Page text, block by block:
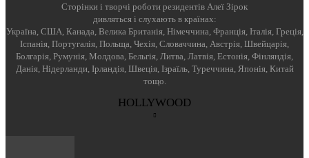
Cторінки і творчі роботи резидентів Алеї Зірок
дивляться і слухають в країнах:
Україна, США, Канада, Велика Британія, Німеччина, Франція, Італія, Греція,
Іспанія, Португалія, Польща, Чехія, Словаччина, Австрія, Швейцарія,
Болгарія, Румунія, Молдова, Бельгія, Литва, Латвія, Естонія, Фінляндія,
Данія, Нідерланди, Ірландія, Швеція, Ізраїль, Туреччина, Японія, Китай
тощо.
HOLLYWOOD